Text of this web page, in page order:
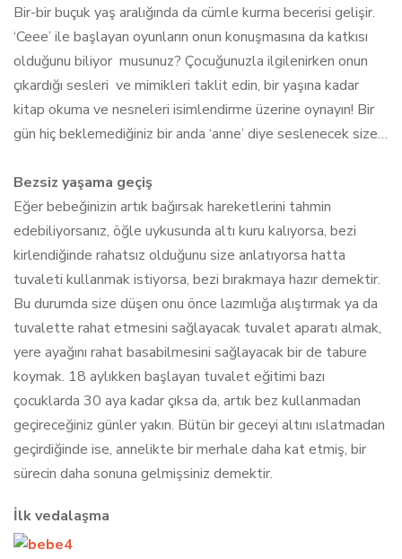
Bir-bir buçuk yaş aralığında da cümle kurma becerisi gelişir.
‘Ceee’ ile başlayan oyunların onun konuşmasına da katkısı
olduğunu biliyor musunuz? Çocuğunuzla ilgilenirken onun
çıkardığı sesleri ve mimikleri taklit edin, bir yaşına kadar
kitap okuma ve nesneleri isimlendirme üzerine oynayın! Bir
gün hiç beklemediğiniz bir anda ‘anne’ diye seslenecek size…
Bezsiz yaşama geçiş
Eğer bebeğinizin artık bağırsak hareketlerini tahmin
edebiliyorsanız, öğle uykusunda altı kuru kalıyorsa, bezi
kirlendiğinde rahatsız olduğunu size anlatıyorsa hatta
tuvaleti kullanmak istiyorsa, bezi bırakmaya hazır demektir.
Bu durumda size düşen onu önce lazımlığa alıştırmak ya da
tuvalette rahat etmesini sağlayacak tuvalet aparatı almak,
yere ayağını rahat basabilmesini sağlayacak bir de tabure
koymak. 18 aylıkken başlayan tuvalet eğitimi bazı
çocuklarda 30 aya kadar çıksa da, artık bez kullanmadan
geçireceğiniz günler yakın. Bütün bir geceyi altını ıslatmadan
geçirdiğinde ise, annelikte bir merhale daha kat etmiş, bir
sürecin daha sonuna gelmişsiniz demektir.
İlk vedalaşma